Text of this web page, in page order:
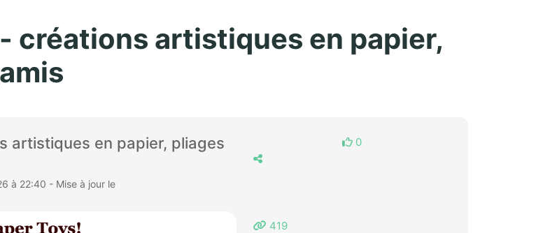
créations artistiques en papier,
artistiques en papier, pliages
à 22:40 - Mise à jour le
0
419